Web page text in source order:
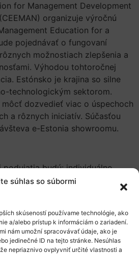
súhlas so súbormi
skúseností používame technológie, ako
a/alebo prístup k informáciám o zariadení.
nám umožní spracovávať údaje, ako je
jedinečné ID na tejto stránke. Nesúhlas
nepriaznivo ovplyvniť určité vlastnosti a
for Management Development
organizuje výročnú
Education for a
pojednávať o fungovaní
možnostiach zlepšenia a
Výhodou tohtoročnej
Estónsko je krajina so silne
technologickým sektorom.
dozvedieť viac o úspechoch
a rôznych iniciatív. Súčasťou
e-Estonia showroomu.
budú: individuálne
zasadnutie CEEMANu,
a iné.
tu. Registrovať sa môžete do 28.